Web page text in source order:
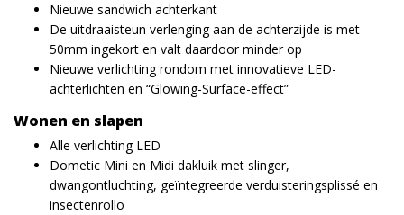
Nieuwe sandwich achterkant
De uitdraaisteun verlenging aan de achterzijde is met
50mm ingekort en valt daardoor minder op
Nieuwe verlichting rondom met innovatieve LED-
achterlichten en “Glowing-Surface-effect”
Wonen en slapen
Alle verlichting LED
Dometic Mini en Midi dakluik met slinger,
dwangontluchting, geïntegreerde verduisteringsplissé en
insectenrollo